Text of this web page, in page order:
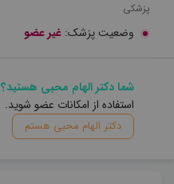
پزشکی
وضعیت پزشک: غیر عضو
شما دکتر الهام محبی هستید؟
استفاده از امکانات عضو شوید.
دکتر الهام محبی هستم